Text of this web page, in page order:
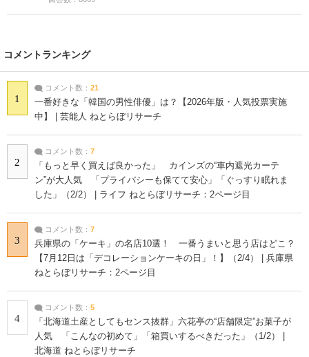
コメントランキング
1
コメント数： 21
一番好きな「韓国の男性俳優」は？【2026年版・人気投票実施
中】 | 芸能人 ねとらぼリサーチ
2
コメント数： 7
「もっと早く買えば良かった」 カインズの“車内遮光カーテ
ン”が大人気 「プライバシーも保てて安心」「ぐっすり眠れま
した」（2/2） | ライフ ねとらぼリサーチ：2ページ目
3
コメント数： 7
兵庫県の「ケーキ」の名店10選！ 一番うまいと思う店はどこ？
【7月12日は「デコレーションケーキの日」！】（2/4） | 兵庫県
ねとらぼリサーチ：2ページ目
4
コメント数： 5
「北海道土産としてもセンス抜群」六花亭の“店舗限定”お菓子が
人気 「こんなの初めて」「箱買いするべきだった」（1/2） |
北海道 ねとらぼリサーチ